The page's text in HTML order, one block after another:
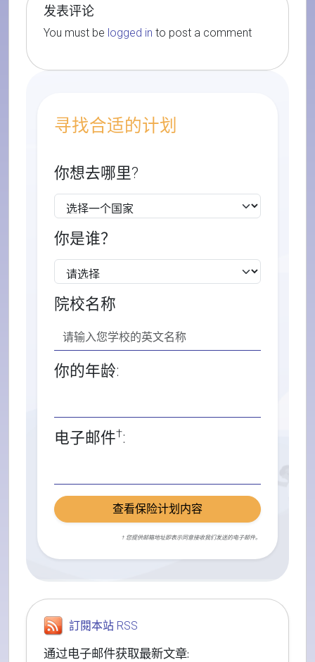
发表评论
You must be logged in to post a comment
寻找合适的计划
你想去哪里?
你是谁？
院校名称
你的年龄:
电子邮件†:
查看保险计划内容
† 您提供邮箱地址即表示同意接收我们发送的电子邮件。
訂閱本站 RSS
通过电子邮件获取最新文章: